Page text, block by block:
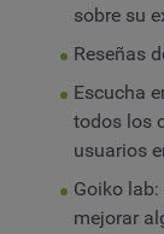
sobre su
Reseñas
Escucha
todos los
usuarios
Goiko
mejorar